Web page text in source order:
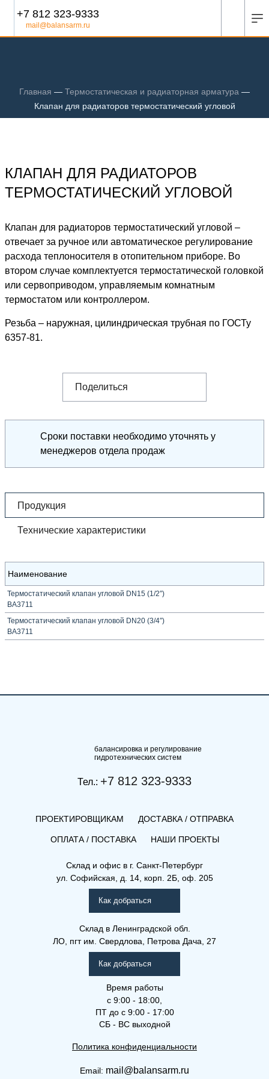
+7 812 323-9333
mail@balansarm.ru
Главная — Термостатическая и радиаторная арматура —
Клапан для радиаторов термостатический угловой
КЛАПАН ДЛЯ РАДИАТОРОВ
ТЕРМОСТАТИЧЕСКИЙ УГЛОВОЙ
Клапан для радиаторов термостатический угловой –
отвечает за ручное или автоматическое регулирование
расхода теплоносителя в отопительном приборе. Во
втором случае комплектуется термостатической головкой
или сервоприводом, управляемым комнатным
термостатом или контроллером.
Резьба – наружная, цилиндрическая трубная по ГОСТу
6357-81.
Поделиться
Сроки поставки необходимо уточнять у
менеджеров отдела продаж
Продукция
Технические характеристики
Наименование
Термостатический клапан угловой DN15 (1/2″)
BA3711
Термостатический клапан угловой DN20 (3/4″)
BA3711
балансировка и регулирование
гидротехнических систем
Тел.: +7 812 323-9333
ПРОЕКТИРОВЩИКАМ ДОСТАВКА / ОТПРАВКА
ОПЛАТА / ПОСТАВКА НАШИ ПРОЕКТЫ
Склад и офис в г. Санкт-Петербург
ул. Софийская, д. 14, корп. 2Б, оф. 205
Как добраться
Склад в Ленинградской обл.
ЛО, пгт им. Свердлова, Петрова Дача, 27
Как добраться
Время работы
с 9:00 - 18:00,
ПТ до с 9:00 - 17:00
СБ - ВС выходной
Политика конфиденциальности
Email: mail@balansarm.ru